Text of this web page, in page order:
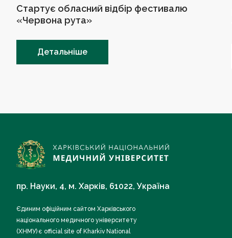
Стартує обласний відбір фестивалю
«Червона рута»
Детальніше
пр. Науки, 4, м. Харків, 61022, Україна
Єдиним офіційним сайтом Харківського
національного медичного університету
(ХНМУ) є official site of Kharkiv National